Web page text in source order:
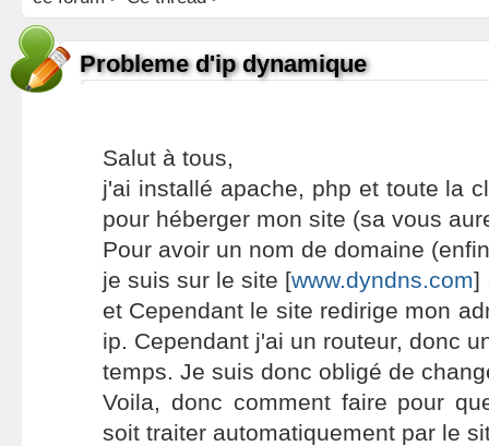
Probleme d'ip dynamique
Salut à tous,
j'ai installé apache, php et toute la
pour héberger mon site (sa vous
Pour avoir un nom de domaine
je suis sur le site [www.dyndns.com]
et Cependant le site redirige mon
ip. Cependant j'ai un routeur, donc
temps. Je suis donc obligé de
Voila, donc comment faire pour
soit traiter automatiquement par le